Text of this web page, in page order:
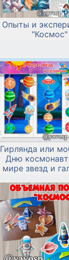
Опыты и
"Космос"
Гирлянда или
Дню
мире звезд и